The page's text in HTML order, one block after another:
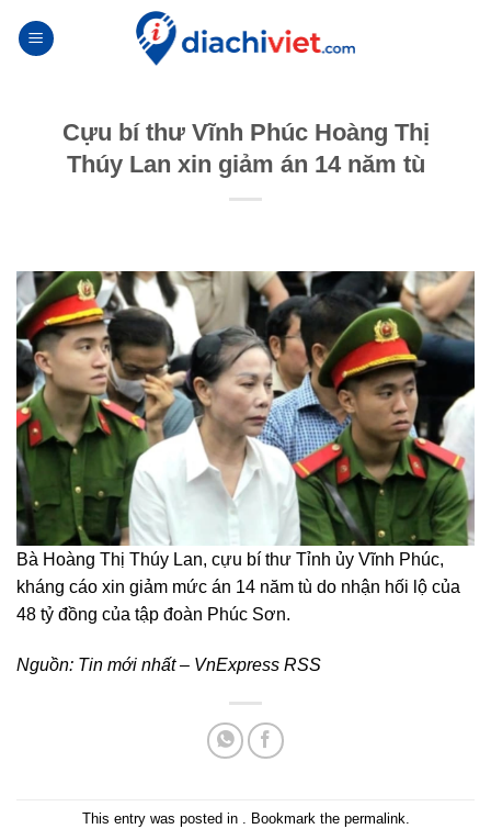
Cựu bí thư Vĩnh Phúc Hoàng Thị
Thúy Lan xin giảm án 14 năm tù
Bà Hoàng Thị Thúy Lan, cựu bí thư Tỉnh ủy Vĩnh Phúc,
kháng cáo xin giảm mức án 14 năm tù do nhận hối lộ của
48 tỷ đồng của tập đoàn Phúc Sơn.
Nguồn: Tin mới nhất – VnExpress RSS
This entry was posted in . Bookmark the permalink